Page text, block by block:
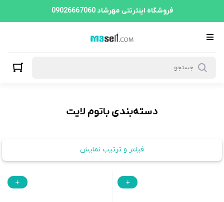
فروشگاه اینترنتی مهرشاد 09026667060
دسته‌بندی باتوم لایت
فیلتر و ترتیب نمایش